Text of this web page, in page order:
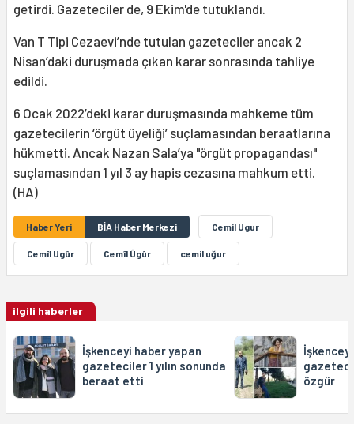
getirdi. Gazeteciler de, 9 Ekim'de tutuklandı.
Van T Tipi Cezaevi’nde tutulan gazeteciler ancak 2
Nisan’daki duruşmada çıkan karar sonrasında tahliye
edildi.
6 Ocak 2022’deki karar duruşmasında mahkeme tüm
gazetecilerin ‘örgüt üyeliği’ suçlamasından beraatlarına
hükmetti. Ancak Nazan Sala’ya "örgüt propagandası"
suçlamasından 1 yıl 3 ay hapis cezasına mahkum etti.
(HA)
Haber Yeri BİA Haber Merkezi Cemil Ugur
Cemîl Ugûr Cemîl Ûgûr cemil uğur
ilgili haberler
İşkenceyi haber yapan
gazeteciler 1 yılın sonunda
beraat etti
özgür